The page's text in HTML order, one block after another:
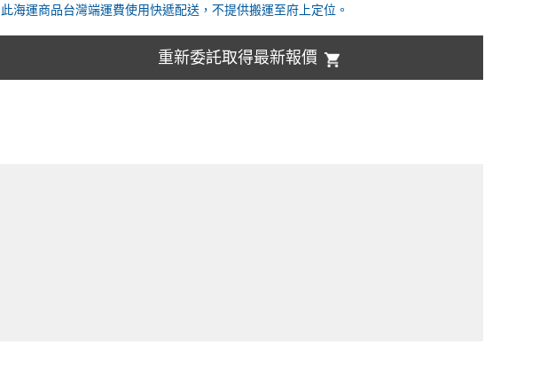
此海運商品台灣端運費使用快遞配送，不提供搬運至府上定位。
重新委託取得最新報價